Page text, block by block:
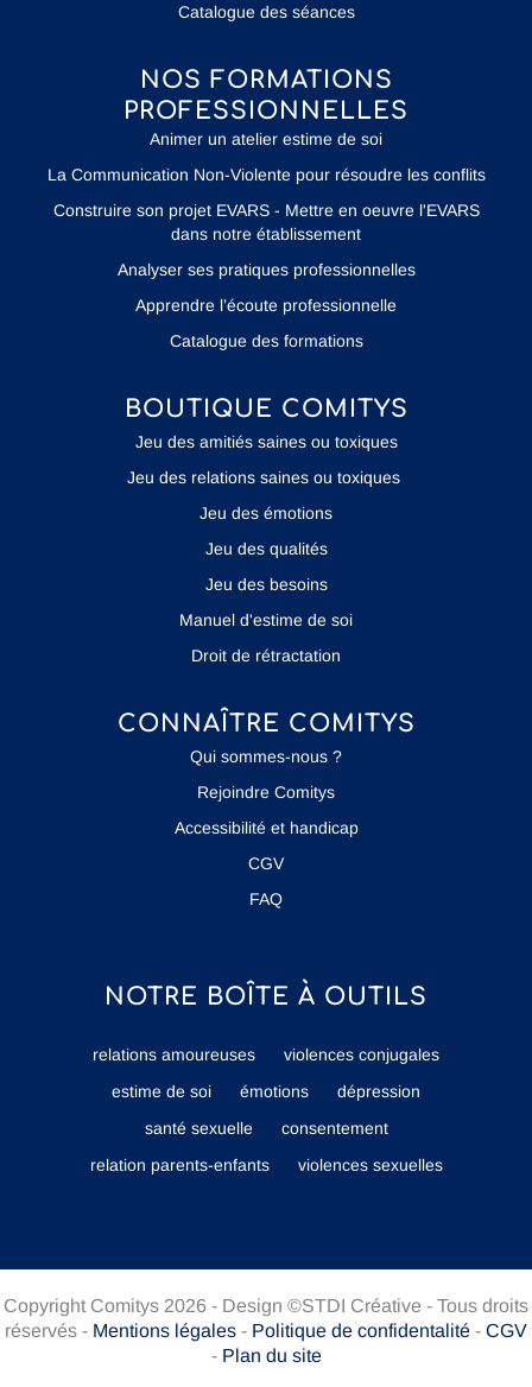
Catalogue des séances
NOS FORMATIONS
PROFESSIONNELLES
Animer un atelier estime de soi
La Communication Non-Violente pour résoudre les conflits
Construire son projet EVARS - Mettre en oeuvre l'EVARS
dans notre établissement
Analyser ses pratiques professionnelles
Apprendre l’écoute professionnelle
Catalogue des formations
BOUTIQUE COMITYS
Jeu des amitiés saines ou toxiques
Jeu des relations saines ou toxiques
Jeu des émotions
Jeu des qualités
Jeu des besoins
Manuel d'estime de soi
Droit de rétractation
CONNAÎTRE COMITYS
Qui sommes-nous ?
Rejoindre Comitys
Accessibilité et handicap
CGV
FAQ
NOTRE BOÎTE À OUTILS
relations amoureuses
violences conjugales
estime de soi
émotions
dépression
santé sexuelle
consentement
relation parents-enfants
violences sexuelles
Copyright Comitys 2026 - Design ©STDI Créative - Tous droits
réservés - Mentions légales - Politique de confidentalité - CGV
- Plan du site